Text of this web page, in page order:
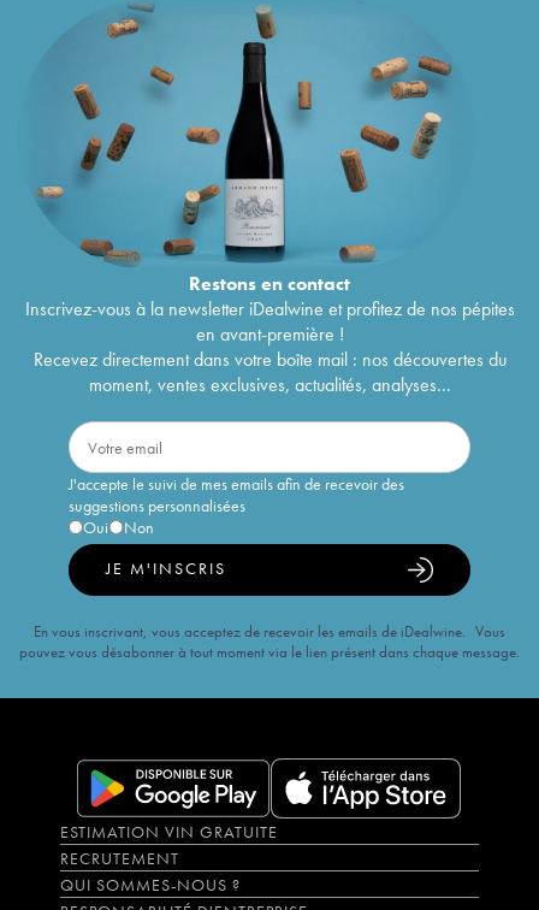
Restons encontact
Inscrivez-vous à la newsletter iDealwine et profitez de nos pépites
en avant-première !
Recevez directement dans votre boîte mail : nos découvertes du
moment, ventes exclusives, actualités, analyses...
J'accepte le suivi de mes emails afin de recevoir des
suggestions personnalisées
Oui
Non
JE M'INSCRIS
En vous inscrivant, vous acceptez de recevoir les emails de iDealwine. Vous
pouvez vous désabonner à tout moment via le lien présent dans chaque message.
ESTIMATION VIN GRATUITE
RECRUTEMENT
QUI SOMMES-NOUS ?